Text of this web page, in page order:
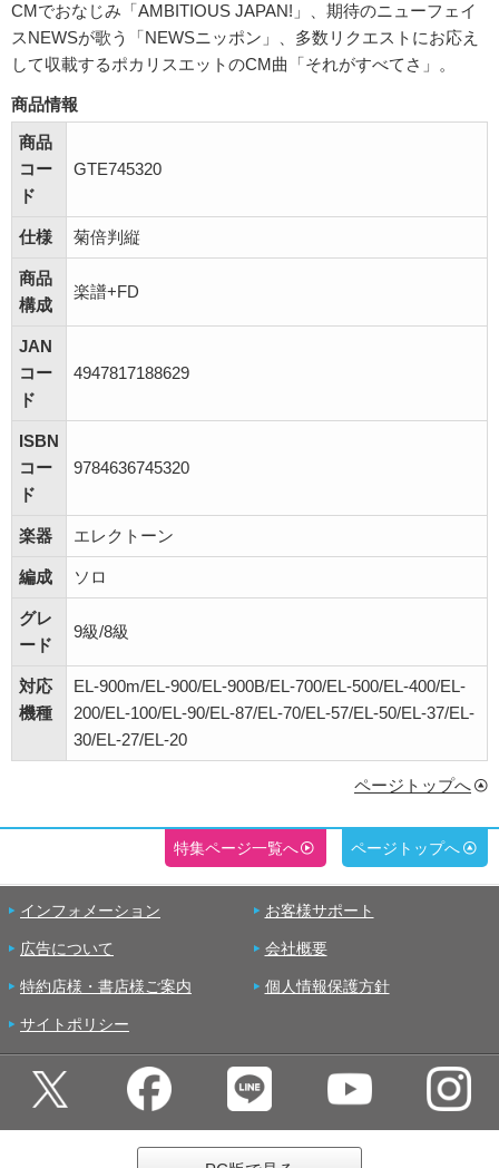
CMでおなじみ「AMBITIOUS JAPAN!」、期待のニューフェイ
スNEWSが歌う「NEWSニッポン」、多数リクエストにお応え
して収載するポカリスエットのCM曲「それがすべてさ」。
商品情報
商品
コー
ド
GTE745320
仕様 菊倍判縦
商品
構成
楽譜+FD
JAN
コー
ド
4947817188629
ISBN
コー
ド
9784636745320
楽器 エレクトーン
編成 ソロ
グレ
ード
9級/8級
対応
機種
EL-900m/EL-900/EL-900B/EL-700/EL-500/EL-400/EL-
200/EL-100/EL-90/EL-87/EL-70/EL-57/EL-50/EL-37/EL-
30/EL-27/EL-20
ページトップへ
特集ページ一覧へ ページトップへ
インフォメーション お客様サポート
広告について 会社概要
特約店様・書店様ご案内 個人情報保護方針
サイトポリシー